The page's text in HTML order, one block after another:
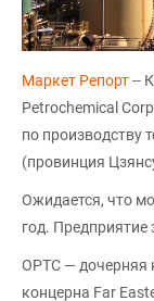
Маркет Репорт--
Petrochemical
по производству
(провинция
Ожидается, что
год. Предприятие
OPTC —
концерна Far